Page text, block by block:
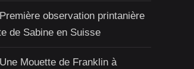
Première observation printanière
de Sabine en Suisse
Une Mouette de Franklin à